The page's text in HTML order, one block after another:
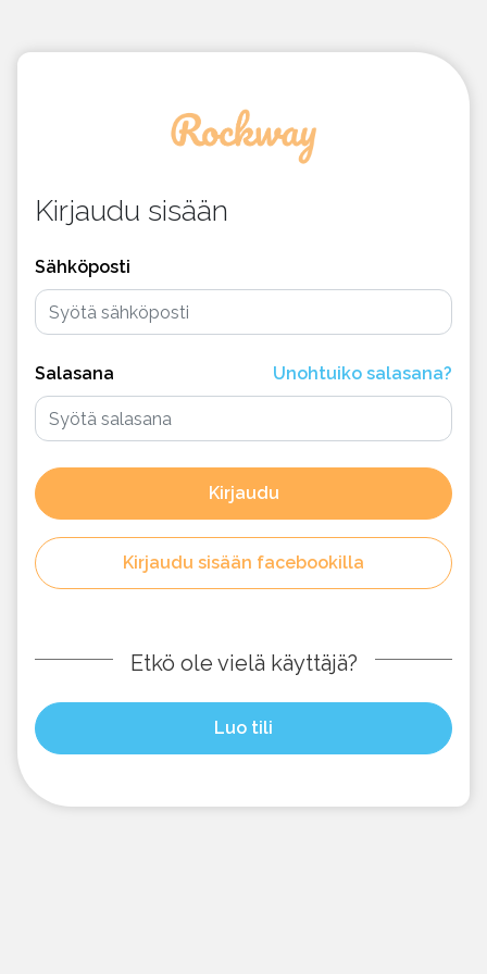
Kirjaudu sisään
Sähköposti
Salasana Unohtuiko salasana?
Kirjaudu
Kirjaudu sisään facebookilla
Etkö ole vielä käyttäjä?
Luo tili